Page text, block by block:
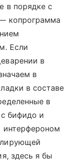
в порядке с
копрограмма
Если
в
в
в составе
в
бифидо и
интерфероном
здесь я бы